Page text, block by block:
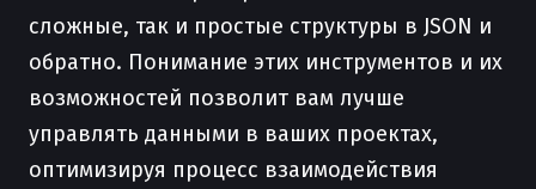
сложные, так и простые структуры в JSON и
обратно. Понимание этих инструментов и их
возможностей позволит вам лучше
управлять данными в ваших проектах,
оптимизируя процесс взаимодействия